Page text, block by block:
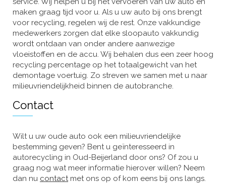
maken graag tijd voor u. Als u uw auto bij ons brengt
voor recycling, regelen wij de rest. Onze vakkundige
medewerkers zorgen dat elke sloopauto vakkundig
wordt ontdaan van onder andere aanwezige
vloeistoffen en de accu. Wij behalen dus een zeer hoog
recycling percentage op het totaalgewicht van het
demontage voertuig. Zo streven we samen met u naar
milieuvriendelijkheid binnen de autobranche.
Contact
Wilt u uw oude auto ook een milieuvriendelijke
bestemming geven? Bent u geïnteresseerd in
autorecycling in Oud-Beijerland door ons? Of zou u
graag nog wat meer informatie hierover willen? Neem
dan nu contactmet ons op of kom eens bij ons langs.